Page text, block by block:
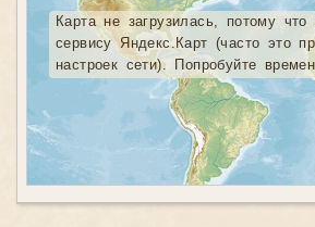
Карта не загрузилась, потому
сервису Яндекс.Карт (часто это
настроек сети). Попробуйте